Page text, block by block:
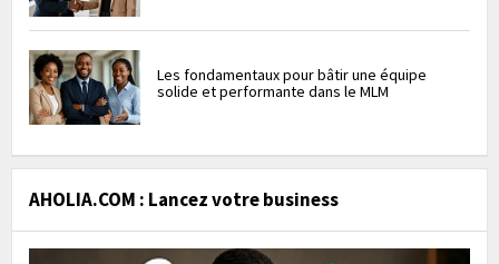
Les fondamentaux pour bâtir une équipe
solide et performante dans le MLM
AHOLIA.COM : Lancez votre business